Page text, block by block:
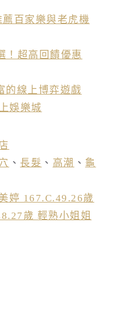
百家樂與老虎機
！超高回饋優惠
的線上博弈遊戲
娛樂城
、 長髮 、 高潮 、 龜
婷 167.C.49.26歲
歲 輕熟小姐姐